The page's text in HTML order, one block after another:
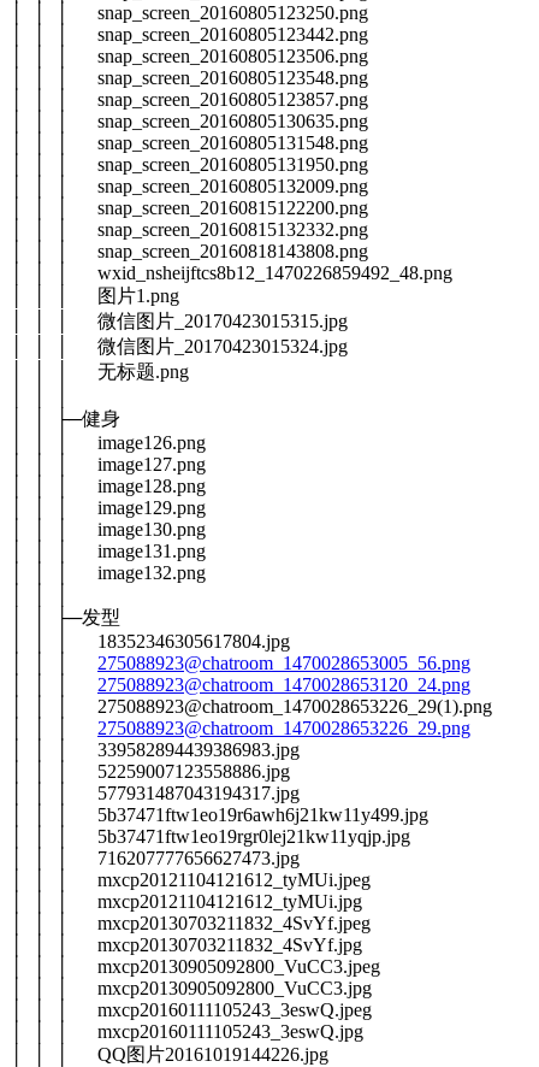
│ │ │ snap_screen_20160805123250.png
│ │ │ snap_screen_20160805123442.png
│ │ │ snap_screen_20160805123506.png
│ │ │ snap_screen_20160805123548.png
│ │ │ snap_screen_20160805123857.png
│ │ │ snap_screen_20160805130635.png
│ │ │ snap_screen_20160805131548.png
│ │ │ snap_screen_20160805131950.png
│ │ │ snap_screen_20160805132009.png
│ │ │ snap_screen_20160815122200.png
│ │ │ snap_screen_20160815132332.png
│ │ │ snap_screen_20160818143808.png
│ │ │ wxid_nsheijftcs8b12_1470226859492_48.png
│ │ │ 图片1.png
│ │ │ 微信图片_20170423015315.jpg
│ │ │ 微信图片_20170423015324.jpg
│ │ │ 无标题.png
│ │ ├─健身
│ │ │ image126.png
│ │ │ image127.png
│ │ │ image128.png
│ │ │ image129.png
│ │ │ image130.png
│ │ │ image131.png
│ │ │ image132.png
│ │ ├─发型
│ │ │ 18352346305617804.jpg
275088923@chatroom_1470028653005_56.png
275088923@chatroom_1470028653120_24.png
│ │ │ 275088923@chatroom_1470028653226_29(1).png
275088923@chatroom_1470028653226_29.png
│ │ │ 339582894439386983.jpg
│ │ │ 52259007123558886.jpg
│ │ │ 577931487043194317.jpg
│ │ │ 5b37471ftw1eo19r6awh6j21kw11y499.jpg
│ │ │ 5b37471ftw1eo19rgr0lej21kw11yqjp.jpg
│ │ │ 716207777656627473.jpg
│ │ │ mxcp20121104121612_tyMUi.jpeg
│ │ │ mxcp20121104121612_tyMUi.jpg
│ │ │ mxcp20130703211832_4SvYf.jpeg
│ │ │ mxcp20130703211832_4SvYf.jpg
│ │ │ mxcp20130905092800_VuCC3.jpeg
│ │ │ mxcp20130905092800_VuCC3.jpg
│ │ │ mxcp20160111105243_3eswQ.jpeg
│ │ │ mxcp20160111105243_3eswQ.jpg
│ │ │ QQ图片20161019144226.jpg